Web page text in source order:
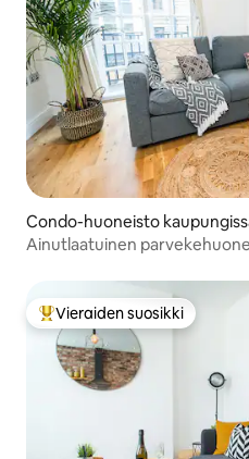
Condo-huoneisto
e
Ainutlaatuinen
Vieraiden suosikkien
Vieraiden suosikki